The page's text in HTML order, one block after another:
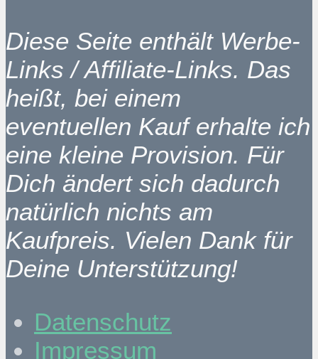
Diese Seite enthält Werbe-
Links / Affiliate-Links. Das
heißt, bei einem
eventuellen Kauf erhalte ich
eine kleine Provision. Für
Dich ändert sich dadurch
natürlich nichts am
Kaufpreis. Vielen Dank für
Deine Unterstützung!
Datenschutz
Impressum